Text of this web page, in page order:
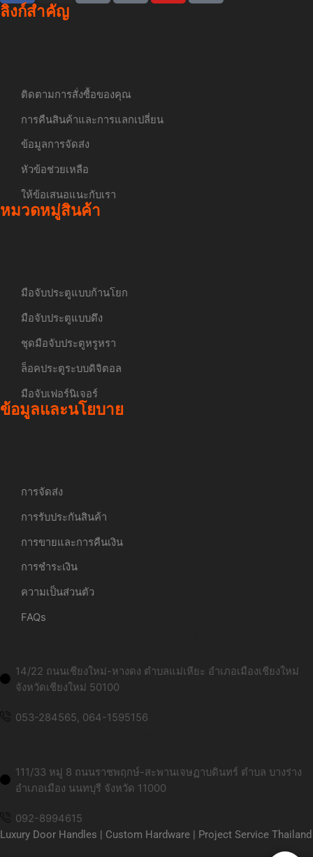
ลิงก์สำคัญ
ติดตามการสั่งซื้อของคุณ
การคืนสินค้าและการแลกเปลี่ยน
ข้อมูลการจัดส่ง
หัวข้อช่วยเหลือ
ให้ข้อเสนอแนะกับเรา
หมวดหมู่สินค้า
มือจับประตูแบบก้านโยก
มือจับประตูแบบดึง
ชุดมือจับประตูหรูหรา
ล็อคประตูระบบดิจิตอล
มือจับเฟอร์นิเจอร์
ข้อมูลและนโยบาย
การจัดส่ง
การรับประกันสินค้า
การขายและการคืนเงิน
การชำระเงิน
ความเป็นส่วนตัว
FAQs
14/22 ถนนเชียงใหม่-หางดง ตำบลแม่เหียะ อำเภอเมืองเชียงใหม่
จังหวัดเชียงใหม่ 50100
053-284565, 064-1595156
111/33 หมู่ 8 ถนนราชพฤกษ์-สะพานเจษฏาบดินทร์ ตำบล บางร่าง
อำเภอเมือง นนทบุรี จังหวัด 11000
092-8994615
Luxury Door Handles | Custom Hardware | Project Service Thailand